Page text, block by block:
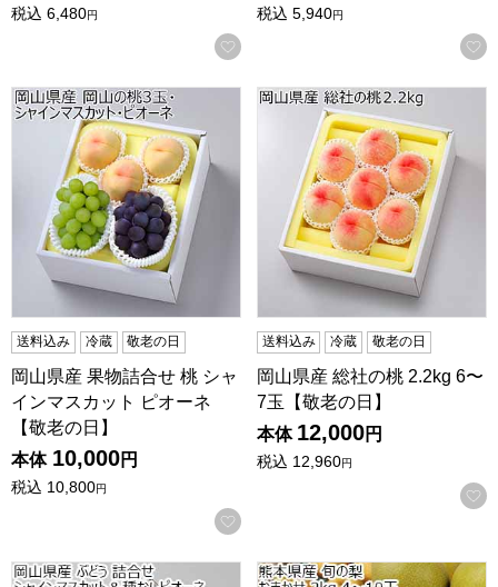
税込 6,480円
お気に入りに登録する
税込 5,940円
岡山県産 果物詰合せ 桃 シャインマスカット ピオーネ【敬老
送料込み 冷蔵 敬老の日
岡山県産 果物詰合せ 桃 シャ
インマスカット ピオーネ
【敬老の日】
本体 10,000円
税込 10,800円
お気に入りに登録する
岡山県産 総社の桃 2.2kg 6〜
送料込み 冷蔵 敬老の日
岡山県産 総社の桃 2.2kg 6〜
7玉【敬老の日】
本体 12,000円
税込 12,960円
岡山県産 ぶどう 詰合せ シャインマスカット＆種なしピオ
熊本県産 旬の梨 おまかせ